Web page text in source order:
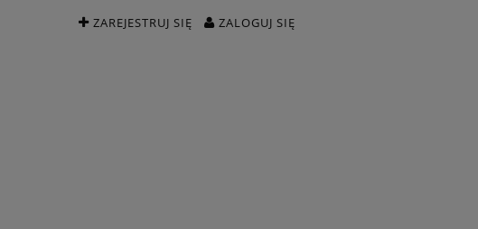
ZAREJESTRUJ SIĘ ZALOGUJ SIĘ